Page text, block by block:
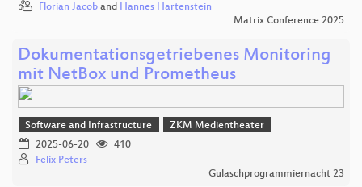
Florian Jacob and Hannes Hartenstein
Matrix Conference 2025
Dokumentationsgetriebenes Monitoring
mit NetBox und Prometheus
Software and Infrastructure
ZKM Medientheater
2025-06-20
410
Felix Peters
Gulaschprogrammiernacht 23